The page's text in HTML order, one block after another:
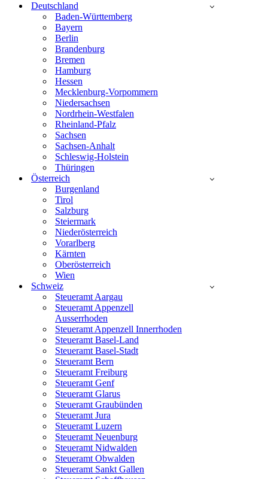
Deutschland
Baden-Württemberg
Bayern
Berlin
Brandenburg
Bremen
Hamburg
Hessen
Mecklenburg-Vorpommern
Niedersachsen
Nordrhein-Westfalen
Rheinland-Pfalz
Sachsen
Sachsen-Anhalt
Schleswig-Holstein
Thüringen
Österreich
Burgenland
Tirol
Salzburg
Steiermark
Niederösterreich
Vorarlberg
Kärnten
Oberösterreich
Wien
Schweiz
Steueramt Aargau
Steueramt Appenzell
Ausserrhoden
Steueramt Appenzell Innerrhoden
Steueramt Basel-Land
Steueramt Basel-Stadt
Steueramt Bern
Steueramt Freiburg
Steueramt Genf
Steueramt Glarus
Steueramt Graubünden
Steueramt Jura
Steueramt Luzern
Steueramt Neuenburg
Steueramt Nidwalden
Steueramt Obwalden
Steueramt Sankt Gallen